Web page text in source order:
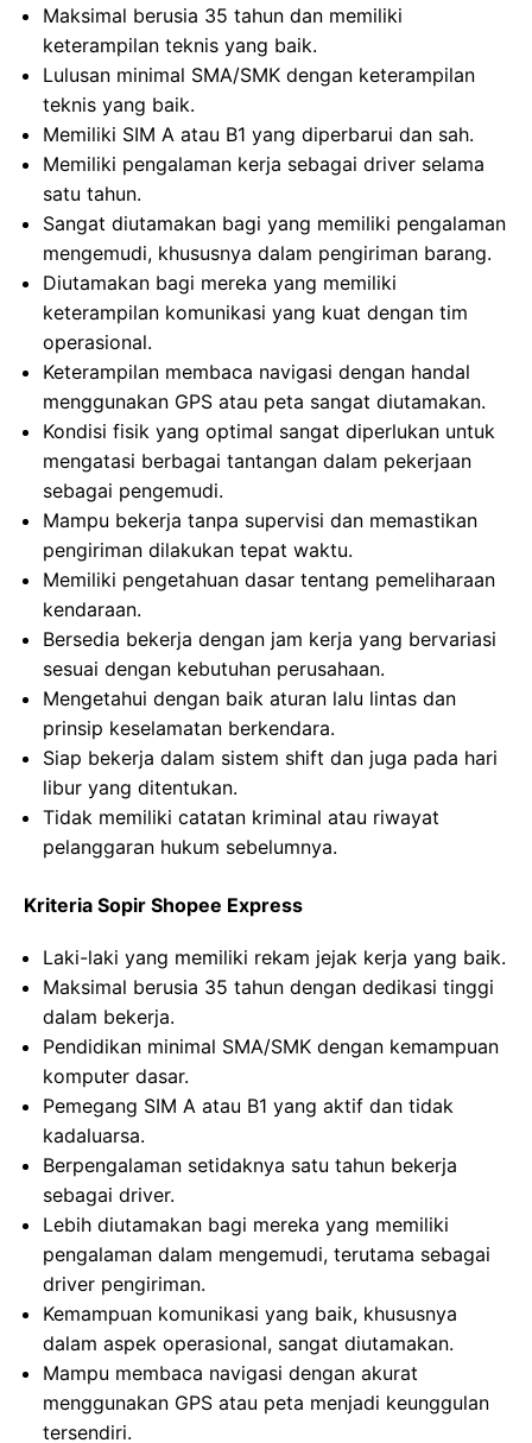
Maksimal berusia 35 tahun dan memiliki
keterampilan teknis yang baik.
Lulusan minimal SMA/SMK dengan keterampilan
teknis yang baik.
Memiliki SIM A atau B1 yang diperbarui dan sah.
Memiliki pengalaman kerja sebagai driver selama
satu tahun.
Sangat diutamakan bagi yang memiliki pengalaman
mengemudi, khususnya dalam pengiriman barang.
Diutamakan bagi mereka yang memiliki
keterampilan komunikasi yang kuat dengan tim
operasional.
Keterampilan membaca navigasi dengan handal
menggunakan GPS atau peta sangat diutamakan.
Kondisi fisik yang optimal sangat diperlukan untuk
mengatasi berbagai tantangan dalam pekerjaan
sebagai pengemudi.
Mampu bekerja tanpa supervisi dan memastikan
pengiriman dilakukan tepat waktu.
Memiliki pengetahuan dasar tentang pemeliharaan
kendaraan.
Bersedia bekerja dengan jam kerja yang bervariasi
sesuai dengan kebutuhan perusahaan.
Mengetahui dengan baik aturan lalu lintas dan
prinsip keselamatan berkendara.
Siap bekerja dalam sistem shift dan juga pada hari
libur yang ditentukan.
Tidak memiliki catatan kriminal atau riwayat
pelanggaran hukum sebelumnya.
Kriteria Sopir Shopee Express
Laki-laki yang memiliki rekam jejak kerja yang baik.
Maksimal berusia 35 tahun dengan dedikasi tinggi
dalam bekerja.
Pendidikan minimal SMA/SMK dengan kemampuan
komputer dasar.
Pemegang SIM A atau B1 yang aktif dan tidak
kadaluarsa.
Berpengalaman setidaknya satu tahun bekerja
sebagai driver.
Lebih diutamakan bagi mereka yang memiliki
pengalaman dalam mengemudi, terutama sebagai
driver pengiriman.
Kemampuan komunikasi yang baik, khususnya
dalam aspek operasional, sangat diutamakan.
Mampu membaca navigasi dengan akurat
menggunakan GPS atau peta menjadi keunggulan
tersendiri.